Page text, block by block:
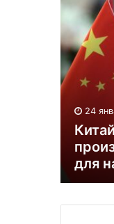
24
для